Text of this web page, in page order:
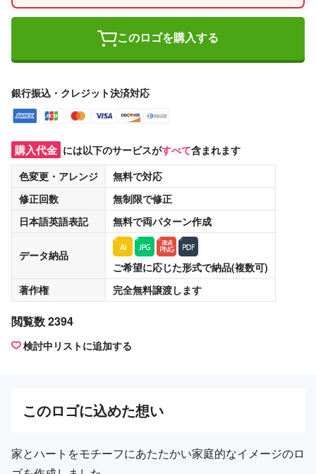
このロゴを購入する
銀行振込・クレジット決済対応
購入代金 には以下のサービスがすべて含まれます
色変更・アレンジ
無料で対応
修正回数
無制限で修正
日本語英語表記
無料で両パターン作成
データ納品
ご希望に応じた形式で納品(複数可)
著作権
完全無料譲渡します
閲覧数 2394
検討中リストに追加する
このロゴに込めた想い
家とハートをモチーフにあたたかい家庭的なイメージのロ